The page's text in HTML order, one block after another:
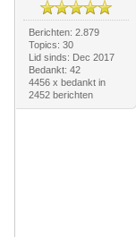
Berichten: 2.879
Topics: 30
Lid sinds: Dec 2017
Bedankt: 42
4456 x bedankt in
2452 berichten